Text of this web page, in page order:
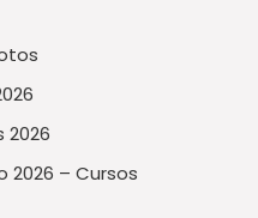
2026
2026 – Cursos